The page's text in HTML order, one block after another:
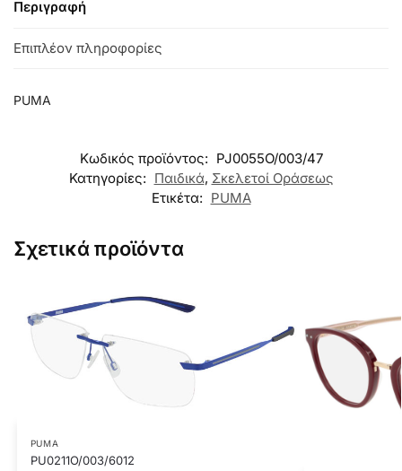
Περιγραφή
Επιπλέον πληροφορίες
PUMA
Κωδικός προϊόντος: PJ0055O/003/47
Κατηγορίες: Παιδικά, Σκελετοί Οράσεως
Ετικέτα: PUMA
Σχετικά προϊόντα
PUMA
PU0211O/003/6012